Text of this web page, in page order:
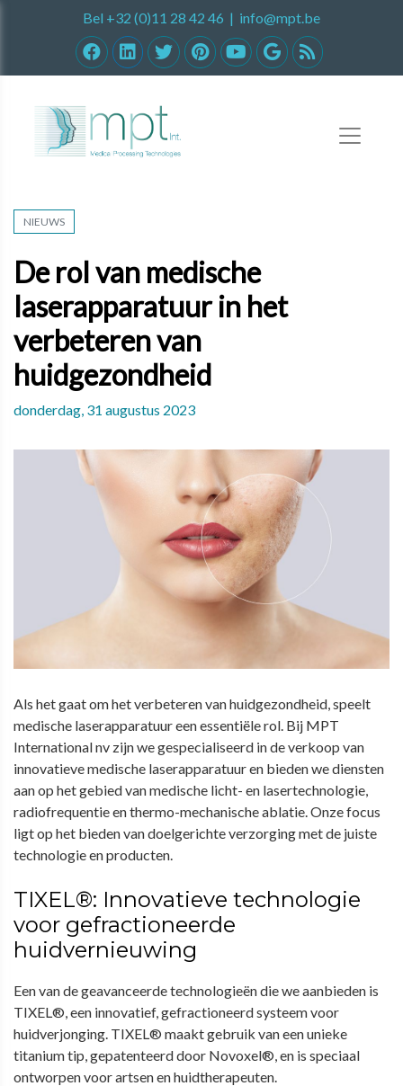
Bel +32 (0)11 28 42 46 | info@mpt.be
NIEUWS
De rol van medische
laserapparatuur in het
verbeteren van
huidgezondheid
donderdag, 31 augustus 2023
Als het gaat om het verbeteren van huidgezondheid, speelt
medische laserapparatuur een essentiële rol. Bij MPT
International nv zijn we gespecialiseerd in de verkoop van
innovatieve medische laserapparatuur en bieden we diensten
aan op het gebied van medische licht- en lasertechnologie,
radiofrequentie en thermo-mechanische ablatie. Onze focus
ligt op het bieden van doelgerichte verzorging met de juiste
technologie en producten.
TIXEL®: Innovatieve technologie
voor gefractioneerde
huidvernieuwing
Een van de geavanceerde technologieën die we aanbieden is
TIXEL®, een innovatief, gefractioneerd systeem voor
huidverjonging. TIXEL® maakt gebruik van een unieke
titanium tip, gepatenteerd door Novoxel®, en is speciaal
ontworpen voor artsen en huidtherapeuten.